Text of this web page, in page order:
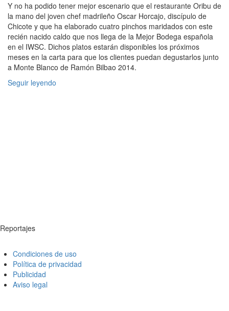
Y no ha podido tener mejor escenario que el restaurante Oribu de
la mano del joven chef madrileño Oscar Horcajo, discípulo de
Chicote y que ha elaborado cuatro pinchos maridados con este
recién nacido caldo que nos llega de la Mejor Bodega española
en el IWSC. Dichos platos estarán disponibles los próximos
meses en la carta para que los clientes puedan degustarlos junto
a Monte Blanco de Ramón Bilbao 2014.
Seguir leyendo
Reportajes
Condiciones de uso
Política de privacidad
Publicidad
Aviso legal